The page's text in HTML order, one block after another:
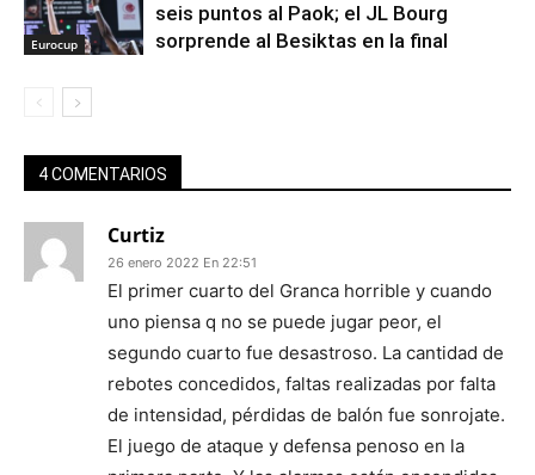
Eurocup
seis puntos al Paok; el JL Bourg
sorprende al Besiktas en la final
4 COMENTARIOS
Curtiz
26 enero 2022 En 22:51
El primer cuarto del Granca horrible y cuando
uno piensa q no se puede jugar peor, el
segundo cuarto fue desastroso. La cantidad de
rebotes concedidos, faltas realizadas por falta
de intensidad, pérdidas de balón fue sonrojate.
El juego de ataque y defensa penoso en la